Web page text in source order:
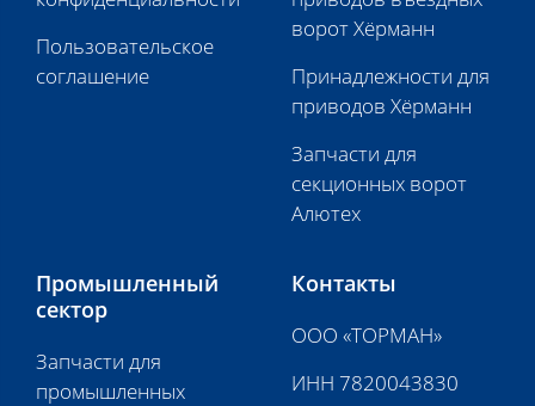
Пользовательское
соглашение
ворот Хёрманн
Принадлежности для
приводов Хёрманн
Запчасти для
секционных ворот
Алютех
Промышленный
сектор
Запчасти для
промышленных
Контакты
ООО «ТОРМАН»
ИНН 7820043830